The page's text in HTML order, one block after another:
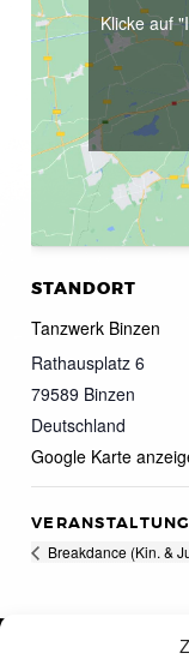
STANDORT
Tanzwerk Binzen
Rathausplatz 6
79589 Binzen
Deutschland
Google Karte
Klicke auf
Breakdance (Kin. &